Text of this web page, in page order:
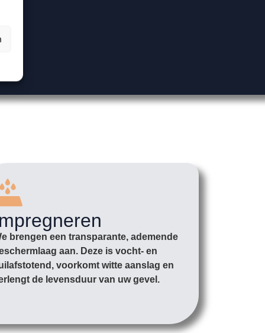
brengen een transparante, ademende
aan. Deze is vocht- en
voorkomt witte aanslag en
de levensduur van uw gevel.